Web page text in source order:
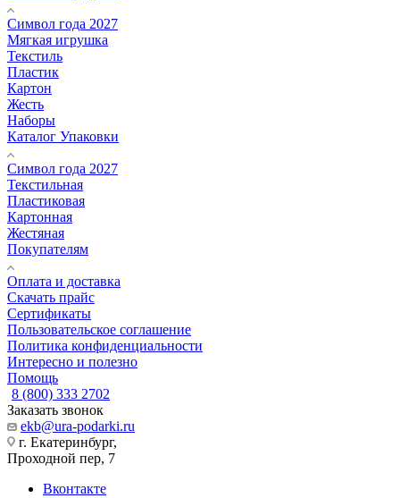
Символ года 2027
Мягкая игрушка
Текстиль
Пластик
Картон
Жесть
Наборы
Каталог Упаковки
Символ года 2027
Текстильная
Пластиковая
Картонная
Жестяная
Покупателям
Оплата и доставка
Скачать прайс
Сертификаты
Пользовательское соглашение
Политика конфиденциальности
Интересно и полезно
Помощь
8 (800) 333 2702
Заказать звонок
ekb@ura-podarki.ru
г. Екатеринбург,
Проходной пер, 7
Вконтакте